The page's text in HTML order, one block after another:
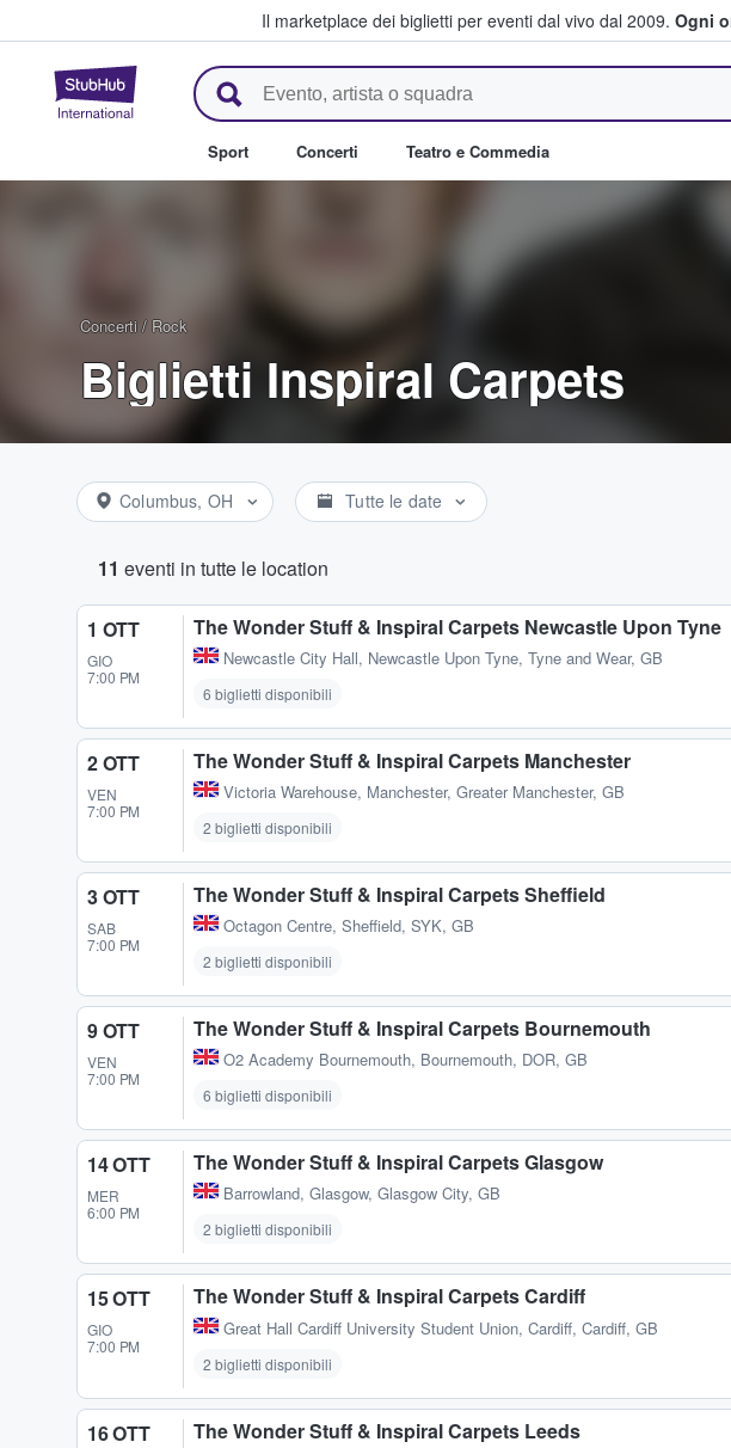
Il marketplace dei biglietti per eventi dal vivo dal 2009. Ogni
StubHub - Dove i fan comprano e vendono
Sport Concerti Teatro e Commedia
Concerti / Rock
Biglietti Inspiral Carpets
Columbus, OH Tutte le date
11 eventi in tutte le location
1 OTT
GIO
7:00 PM
The Wonder Stuff & Inspiral Carpets Newcastle Upon Tyne
Newcastle City Hall, Newcastle Upon Tyne, Tyne and Wear, GB
6 biglietti disponibili
2 OTT
VEN
7:00 PM
The Wonder Stuff & Inspiral Carpets Manchester
Victoria Warehouse, Manchester, Greater Manchester, GB
2 biglietti disponibili
3 OTT
SAB
7:00 PM
The Wonder Stuff & Inspiral Carpets Sheffield
Octagon Centre, Sheffield, SYK, GB
2 biglietti disponibili
9 OTT
VEN
7:00 PM
The Wonder Stuff & Inspiral Carpets Bournemouth
O2 Academy Bournemouth, Bournemouth, DOR, GB
6 biglietti disponibili
14 OTT
MER
6:00 PM
The Wonder Stuff & Inspiral Carpets Glasgow
Barrowland, Glasgow, Glasgow City, GB
2 biglietti disponibili
15 OTT
GIO
7:00 PM
The Wonder Stuff & Inspiral Carpets Cardiff
Great Hall Cardiff University Student Union, Cardiff, Cardiff, GB
2 biglietti disponibili
16 OTT The Wonder Stuff & Inspiral Carpets Leeds